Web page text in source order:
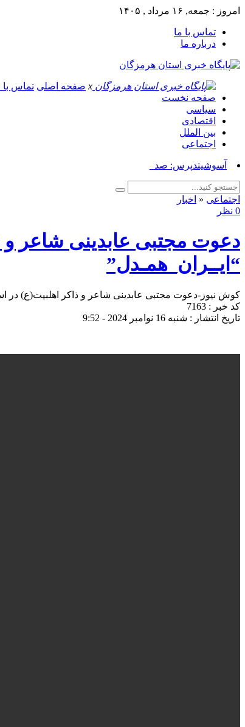
امروز : جمعه, ۱۶ مرداد , ۱۴۰۵
تماس با ما
درباره ما
x صفحه اصلی تماس با
صفحه نخست
سیاسی
اقتصادی
بین الملل
اجتماعی
آسوشیتدپرس: صدها نظامی آمری_
اجتماعی « اخبار
0 نظر
دعوت مجتبی عابدینی شاعر
“ایــران_همـدل”
کوش نیوز-دعوت مجتبی عابدینی شاعر و ذاکر اهلبیت(ع) در
کد خبر : 7163
تاریخ انتشار : شنبه 16 نوامبر 2024 - 9:52